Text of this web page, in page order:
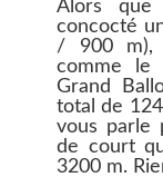
Alors que
concocté
/ 900 m),
comme le
Grand
total de
vous parle
de court
3200 m.